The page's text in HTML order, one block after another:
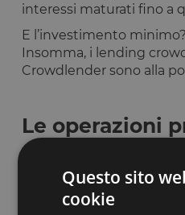
interessi maturati fino a
E l’investimento
Insomma, i lending
Crowdlender sono alla
Le operazioni
Crowdbridge
Tra i lending
capitarti di vedere anche i
Questo sito
cookie